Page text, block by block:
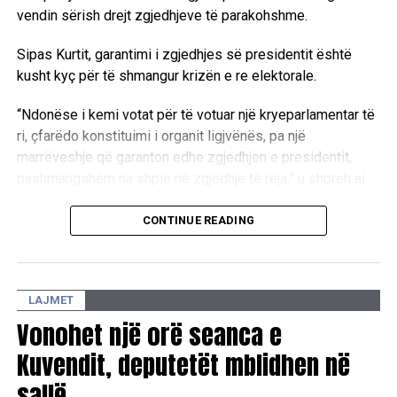
vendin sërish drejt zgjedhjeve të parakohshme.
Sipas Kurtit, garantimi i zgjedhjes së presidentit është
kusht kyç për të shmangur krizën e re elektorale.
“Ndonëse i kemi votat për të votuar një kryeparlamentar të
ri, çfarëdo konstituimi i organit ligjvënës, pa një
marrëveshje që garanton edhe zgjedhjen e presidentit,
Kreu i LVV-së ritheksoi nevojën për dialog të drejtpërdrejtë
me krerët e partive të tjera parlamentare për të arritur një
paketë të plotë marrëveshjeje për të gjitha institucionet
“Andaj insistimi ynë i drejtë është që të ulemi, të
bisedojmë, të merremi dhe vetëm nga lartësia e një
marrëveshjeje politike dhe nga gjerësia e një marrëveshje
mes meje dhe liderët e partive të tjera parlamentare, të
konstituojmë Kuvendin, Qeverinë dhe ta zgjedhim
CONTINUE READING
LAJMET
Vonohet një orë seanca e
Kuvendit, deputetët mblidhen në